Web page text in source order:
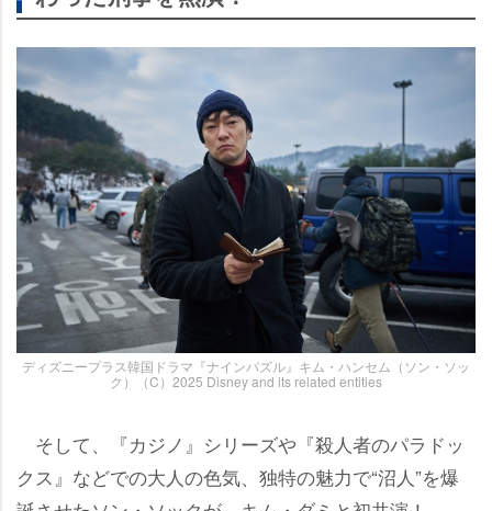
ディズニープラス韓国ドラマ『ナインパズル』キム・ハンセム（ソン・ソッ
ク）（C）2025 Disney and its related entities
そして、『カジノ』シリーズや『殺人者のパラドッ
クス』などでの大人の色気、独特の魅力で“沼人”を爆